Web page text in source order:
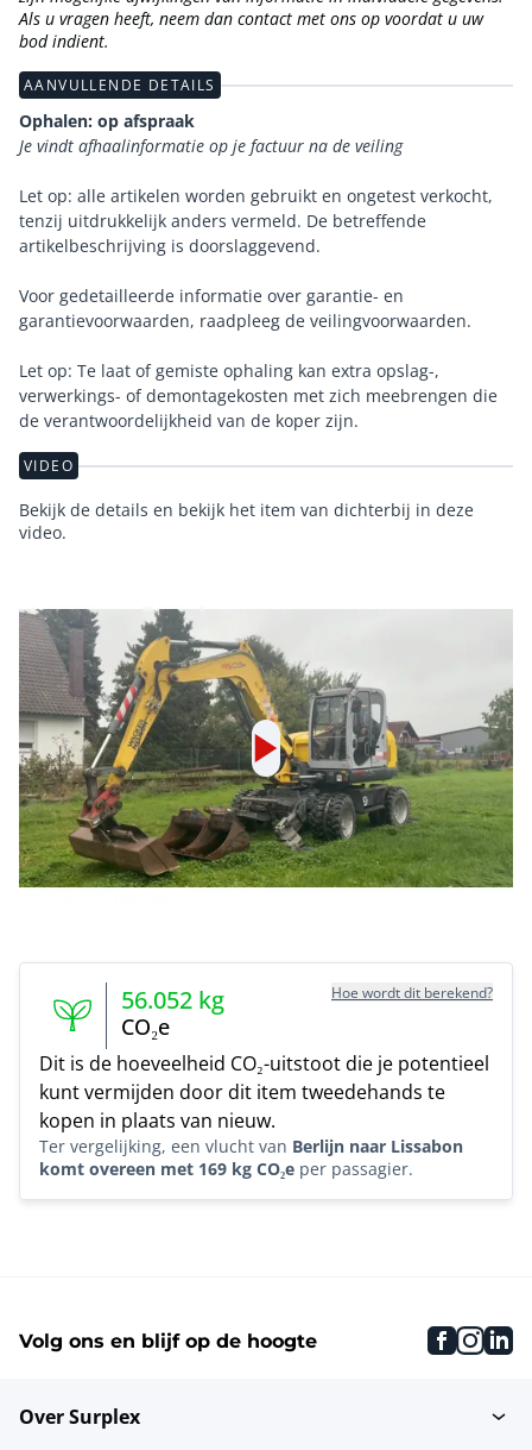
Als u vragen heeft, neem dan contact met ons op voordat u uw
bod indient.
AANVULLENDE DETAILS
Ophalen: op afspraak
Je vindt afhaalinformatie op je factuur na de veiling
Let op: alle artikelen worden gebruikt en ongetest verkocht,
tenzij uitdrukkelijk anders vermeld. De betreffende
artikelbeschrijving is doorslaggevend.
Voor gedetailleerde informatie over garantie- en
garantievoorwaarden, raadpleeg de veilingvoorwaarden.
Let op: Te laat of gemiste ophaling kan extra opslag-,
verwerkings- of demontagekosten met zich meebrengen die
de verantwoordelijkheid van de koper zijn.
VIDEO
Bekijk de details en bekijk het item van dichterbij in deze
video.
56.052 kg
CO₂e
Hoe wordt dit berekend?
Dit is de hoeveelheid CO₂-uitstoot die je potentieel
kunt vermijden door dit item tweedehands te
kopen in plaats van nieuw.
Ter vergelijking, een vlucht van Berlijn naar Lissabon
komt overeen met 169 kg CO₂e per passagier.
Volg ons en blijf op de hoogte
Over Surplex